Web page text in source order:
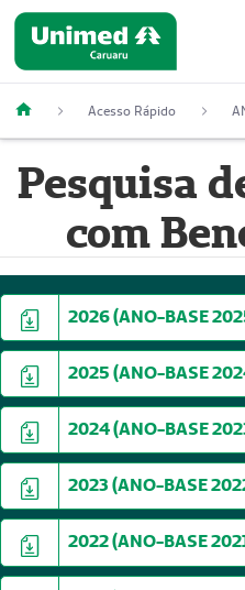
Acesso Rápido
Pesquisa
com
2026 (ANO-BASE
2025 (ANO-BASE
2024 (ANO-BASE
2023 (ANO-BASE
2022 (ANO-BASE